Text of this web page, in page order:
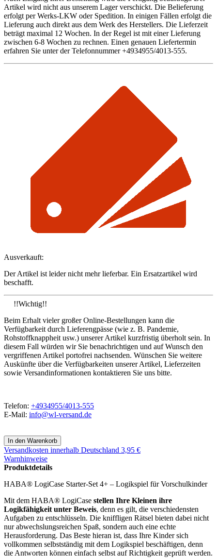
Artikel wird nicht aus unserem Lager verschickt. Die Belieferung
erfolgt per Werks-LKW oder Spedition. In einigen Fällen erfolgt die
Lieferung auch direkt aus dem Werk des Herstellers. Die Lieferzeit
beträgt maximal 12 Wochen. In der Regel ist mit einer Lieferung
zwischen 6-8 Wochen zu rechnen. Einen genauen Liefertermin
erfahren Sie unter der Telefonnummer +4934955/4013-555.
Ausverkauft:
Der Artikel ist leider nicht mehr lieferbar. Ein Ersatzartikel wird
beschafft.
!!Wichtig!!
Beim Erhalt vieler großer Online-Bestellungen kann die
Verfügbarkeit durch Lieferengpässe (wie z. B. Pandemie,
Rohstoffknappheit usw.) unserer Artikel kurzfristig überholt sein. In
diesem Fall würden wir Sie benachrichtigen und auf Wunsch den
vergriffenen Artikel portofrei nachsenden. Wünschen Sie weitere
Auskünfte über die Verfügbarkeiten unserer Artikel, Lieferzeiten
sowie Versandinformationen kontaktieren Sie uns bitte.
Telefon: +4934955/4013-555
E-Mail: info@wl-versand.de
Versandkosten innerhalb Deutschland 3,95 €
Warnhinweise
Produktdetails
HABA® LogiCase Starter-Set 4+ – Logikspiel für Vorschulkinder
Mit dem HABA® LogiCase stellen Ihre Kleinen ihre
Logikfähigkeit unter Beweis, denn es gilt, die verschiedensten
Aufgaben zu entschlüsseln. Die kniffligen Rätsel bieten dabei nicht
nur abwechslungsreichen Spaß, sondern auch eine echte
Herausforderung. Das Beste hieran ist, dass Ihre Kinder sich
vollkommen selbstständig mit dem Logikspiel beschäftigen, denn
die Antworten können einfach selbst auf Richtigkeit geprüft werden.